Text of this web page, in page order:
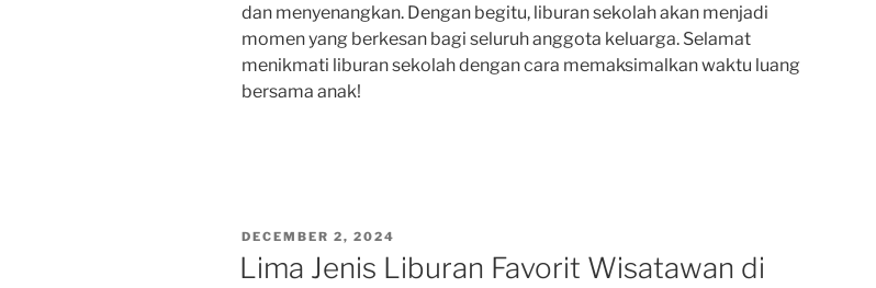
dan menyenangkan. Dengan begitu, liburan sekolah akan menjadi
momen yang berkesan bagi seluruh anggota keluarga. Selamat
menikmati liburan sekolah dengan cara memaksimalkan waktu luang
bersama anak!
POSTED
DECEMBER 2, 2024
Lima Jenis Liburan Favorit Wisatawan di